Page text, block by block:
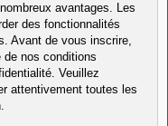
avantages. Les
des fonctionnalités
Avant de vous inscrire,
de nos conditions
Veuillez
attentivement toutes les